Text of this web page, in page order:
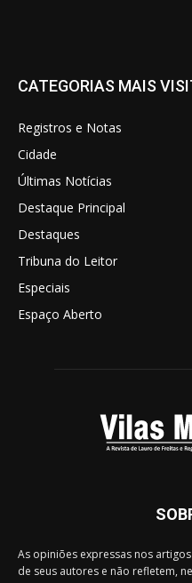
CATEGORIAS MAIS
Registros e Notas
Cidade
Últimas Notícias
Destaque Principal
Destaques
Tribuna do Leitor
Especiais
Espaço Aberto
As opiniões expressas nos
de seus autores e não refletem,